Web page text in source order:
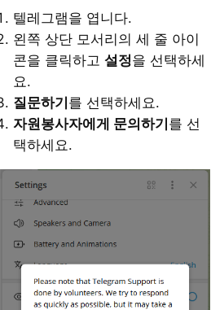
텔레그램을 엽니다.
왼쪽 상단 모서리의 세 줄 아이
콘을 클릭하고 설정을 선택하세
요.
질문하기 를 선택하세요.
자원봉사자에게 문의하기 를 선
택하세요.